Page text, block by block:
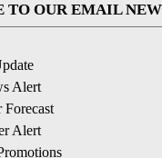
TO OUR EMAIL
Alert
Forecast
Alert